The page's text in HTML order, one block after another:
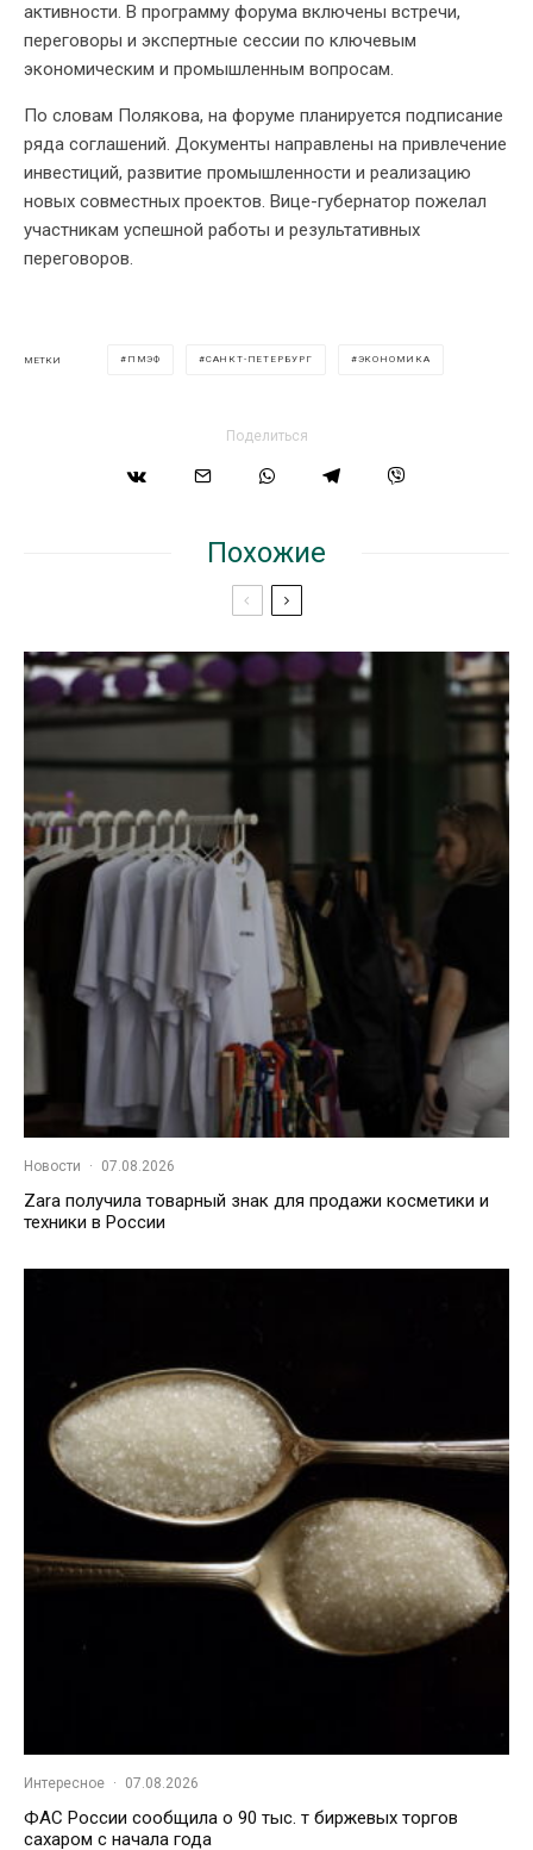
активности. В программу форума включены встречи,
переговоры и экспертные сессии по ключевым
экономическим и промышленным вопросам.
По словам Полякова, на форуме планируется подписание
ряда соглашений. Документы направлены на привлечение
инвестиций, развитие промышленности и реализацию
новых совместных проектов. Вице-губернатор пожелал
участникам успешной работы и результативных
переговоров.
МЕТКИ ПМЭФ САНКТ-ПЕТЕРБУРГ ЭКОНОМИКА
Поделиться
Похожие
Новости · 07.08.2026
Zara получила товарный знак для продажи косметики и
техники в России
Интересное · 07.08.2026
ФАС России сообщила о 90 тыс. т биржевых торгов
сахаром с начала года